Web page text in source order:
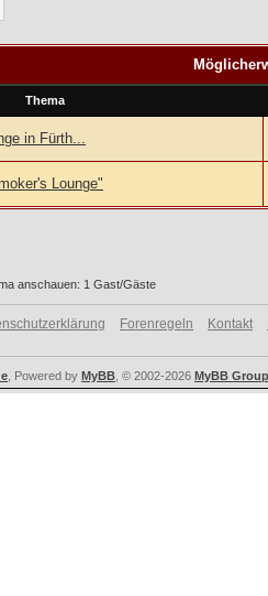
Thema
in Fürth...
Lounge"
anschauen: 1 Gast/Gäste
Forenregeln Kontakt
, Powered by MyBB , © 2002-2026 MyBB Group